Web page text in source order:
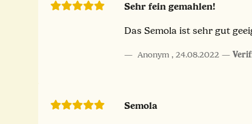
Sehr fein gemahlen!
Das Semola ist sehr gut
Anonym , 24.08.2022
Semola